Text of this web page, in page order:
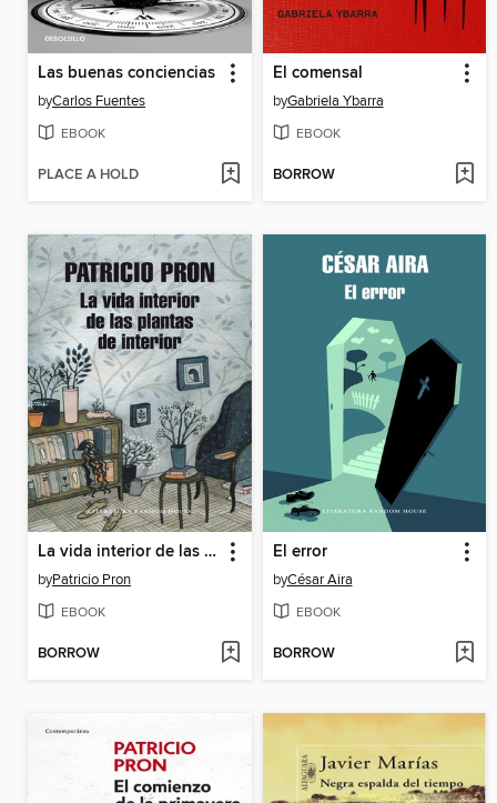
Las buenas conciencias
byCarlos Fuentes
EBOOK
PLACE A HOLD
El comensal
byGabriela Ybarra
EBOOK
BORROW
La vida interior de las plantas de interior
byPatricio Pron
EBOOK
BORROW
El error
byCésar Aira
EBOOK
BORROW